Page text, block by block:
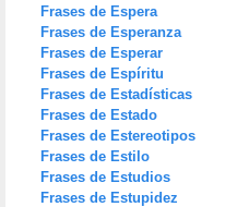
Frases de Espera
Frases de Esperanza
Frases de Esperar
Frases de Espíritu
Frases de Estadísticas
Frases de Estado
Frases de Estereotipos
Frases de Estilo
Frases de Estudios
Frases de Estupidez